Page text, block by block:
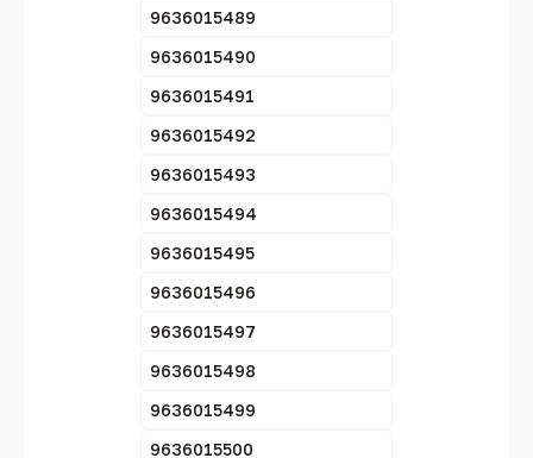
9636015489
9636015490
9636015491
9636015492
9636015493
9636015494
9636015495
9636015496
9636015497
9636015498
9636015499
9636015500